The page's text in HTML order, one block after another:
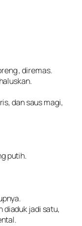
, diremas.
dan saus magi,
putih.
diaduk jadi satu,